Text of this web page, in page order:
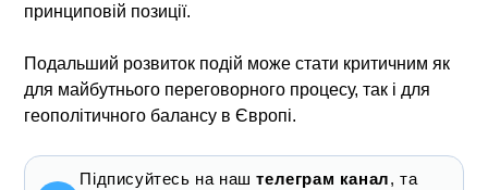
принциповій позиції.
Подальший розвиток подій може стати критичним як
для майбутнього переговорного процесу, так і для
геополітичного балансу в Європі.
Підписуйтесь на наштелеграм канал, та